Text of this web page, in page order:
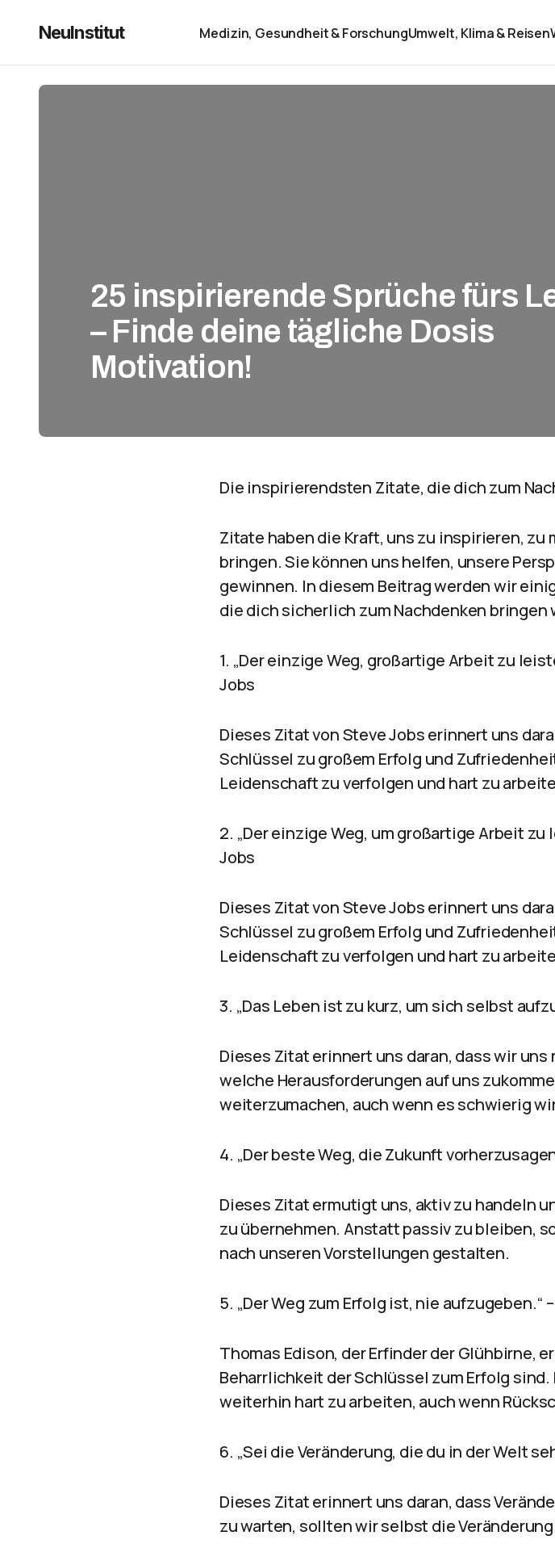
NeuInstitut Medizin, Gesundheit & ForschungUmwelt, Klima & Reisen
25 inspirierende Sprüche fürs
– Finde deine tägliche Dosis
Motivation!
Die inspirierendsten Zitate, die dich zum
Zitate haben die Kraft, uns zu inspirieren, zu
bringen. Sie können uns helfen, unsere
gewinnen. In diesem Beitrag werden wir
die dich sicherlich zum Nachdenken bringen
1. „Der einzige Weg, großartige Arbeit zu
Jobs
Dieses Zitat von Steve Jobs erinnert uns
Schlüssel zu großem Erfolg und
Leidenschaft zu verfolgen und hart zu
2. „Der einzige Weg, um großartige Arbeit
Jobs
Dieses Zitat von Steve Jobs erinnert uns
Schlüssel zu großem Erfolg und
Leidenschaft zu verfolgen und hart zu
3. „Das Leben ist zu kurz, um sich selbst
Dieses Zitat erinnert uns daran, dass wir
welche Herausforderungen auf uns
weiterzumachen, auch wenn es schwierig
4. „Der beste Weg, die Zukunft
Dieses Zitat ermutigt uns, aktiv zu handeln
zu übernehmen. Anstatt passiv zu bleiben,
nach unseren Vorstellungen gestalten.
5. „Der Weg zum Erfolg ist, nie aufzugeben.“
Thomas Edison, der Erfinder der Glühbirne,
Beharrlichkeit der Schlüssel zum Erfolg
weiterhin hart zu arbeiten, auch wenn
6. „Sei die Veränderung, die du in der Welt
Dieses Zitat erinnert uns daran, dass
zu warten, sollten wir selbst die